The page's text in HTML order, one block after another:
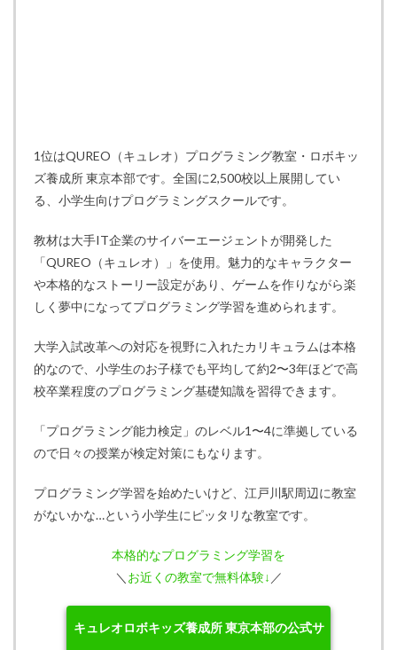
1位はQUREO（キュレオ）プログラミング教室・ロボキッ
ズ養成所 東京本部です。全国に2,500校以上展開してい
る、小学生向けプログラミングスクールです。
教材は大手IT企業のサイバーエージェントが開発した
「QUREO（キュレオ）」を使用。魅力的なキャラクター
や本格的なストーリー設定があり、ゲームを作りながら楽
しく夢中になってプログラミング学習を進められます。
大学入試改革への対応を視野に入れたカリキュラムは本格
的なので、小学生のお子様でも平均して約2〜3年ほどで高
校卒業程度のプログラミング基礎知識を習得できます。
「プログラミング能力検定」のレベル1〜4に準拠している
ので日々の授業が検定対策にもなります。
プログラミング学習を始めたいけど、江戸川駅周辺に教室
がないかな…という小学生にピッタリな教室です。
本格的なプログラミング学習を
＼ お近くの教室で無料体験↓ ／
キュレオロボキッズ養成所 東京本部の公式サ